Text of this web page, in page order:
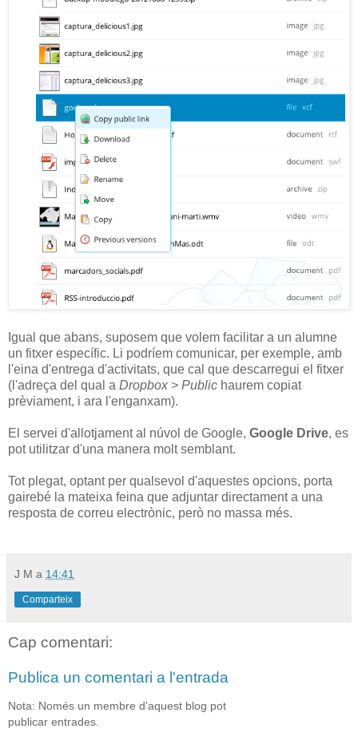
Igual que abans, suposem que volem facilitar a un alumne
un fitxer específic. Li podríem comunicar, per exemple, amb
l'eina d'entrega d'activitats, que cal que descarregui el fitxer
(l'adreça del qual a Dropbox > Public haurem copiat
prèviament, i ara l'enganxam).
El servei d'allotjament al núvol de Google, Google Drive, es
pot utilitzar d'una manera molt semblant.
Tot plegat, optant per qualsevol d'aquestes opcions, porta
gairebé la mateixa feina que adjuntar directament a una
resposta de correu electrònic, però no massa més.
J M a 14:41
Comparteix
Cap comentari:
Publica un comentari a l'entrada
Nota: Només un membre d'aquest blog pot
publicar entrades.